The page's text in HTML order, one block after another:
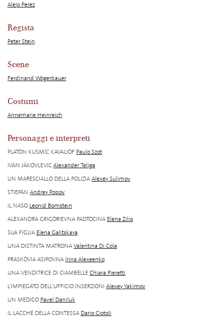
Alejo Perez
Regista
Peter Stein
Scene
Ferdinand Wögerbauer
Costumi
Annemarie Heinreich
Personaggi e interpreti
PLATÒN KUSMÌC KAVALIÒF Paulo Szot
IVÀN JÀKOVLEVICAlexander Teliga
UN MARESCIALLO DELLA POLIZIAAlexey Sulimov
STIEPÀN Andrey Popov
IL NASO Leonid Bomstein
ALEXANDRA GRIGÒRIEVNA PADTÒCINA Elena Zilio
SUA FIGLIA Elena Galitskaya
UNA DISTINTA MATRONAValentina Di Cola
PRASKÒVIA ASIPOVNA Irina Alexeenko
UNA VENDITRICE DI CIAMBELLEChiara Pieretti
L'IMPIEGATO DELL'UFFICIO INSERZIONI Alexey Yakimov
UN MEDICO Pavel Daniluk
IL LACCHÉ DELLA CONTESSA Dario Ciotoli